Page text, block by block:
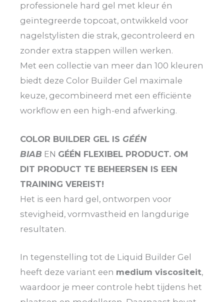
professionele hard gel met kleur én
geïntegreerde topcoat, ontwikkeld voor
nagelstylisten die strak, gecontroleerd en
zonder extra stappen willen werken.
Met een collectie van meer dan 100 kleuren
biedt deze Color Builder Gel maximale
keuze, gecombineerd met een efficiënte
workflow en een high-end afwerking.
COLOR BUILDER GEL IS GÉÉN
BIAB EN GÉÉN FLEXIBEL PRODUCT. OM
DIT PRODUCT TE BEHEERSEN IS EEN
TRAINING VEREIST!
Het is een hard gel, ontworpen voor
stevigheid, vormvastheid en langdurige
resultaten.
In tegenstelling tot de Liquid Builder Gel
heeft deze variant een medium viscositeit,
waardoor je meer controle hebt tijdens het